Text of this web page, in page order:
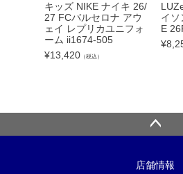
キッズ NIKE ナイキ 26/
27 FCバルセロナ アウ
ェイ レプリカユニフォ
ーム ii1674-505
¥13,420 （税込）
イソ
E
¥
店舗情報